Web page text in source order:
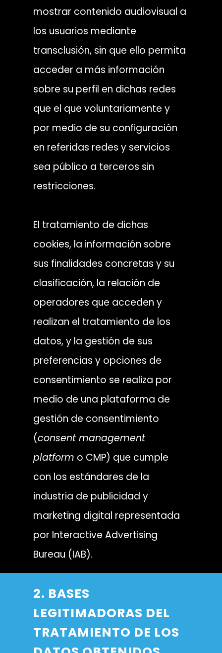
mostrar contenido audiovisual a
los usuarios mediante
transclusión, sin que ello permita
acceder a más información
sobre su perfil en dichas redes
que el que voluntariamente y
por medio de su configuración
en referidas redes y servicios
sea público a terceros sin
restricciones.
El tratamiento de dichas
cookies, la información sobre
sus finalidades concretas y su
clasificación, la relación de
operadores que acceden y
realizan el tratamiento de los
datos, y la gestión de sus
preferencias y opciones de
consentimiento se realiza por
medio de una plataforma de
gestión de consentimiento
(consent management
platform o CMP) que cumple
con los estándares de la
industria de publicidad y
marketing digital representada
por Interactive Advertising
Bureau (IAB).
2. BASES
LEGITIMADORAS DEL
TRATAMIENTO DE LOS